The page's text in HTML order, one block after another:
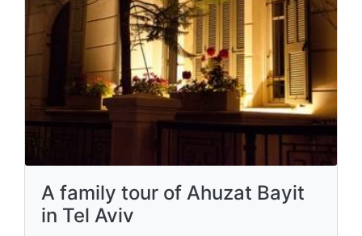
A family tour of Ahuzat Bayit
in Tel Aviv